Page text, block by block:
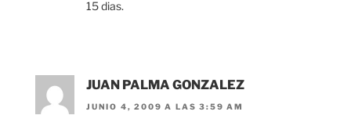
15 dias.
JUAN PALMA GONZALEZ
JUNIO 4, 2009 A LAS 3:59 AM